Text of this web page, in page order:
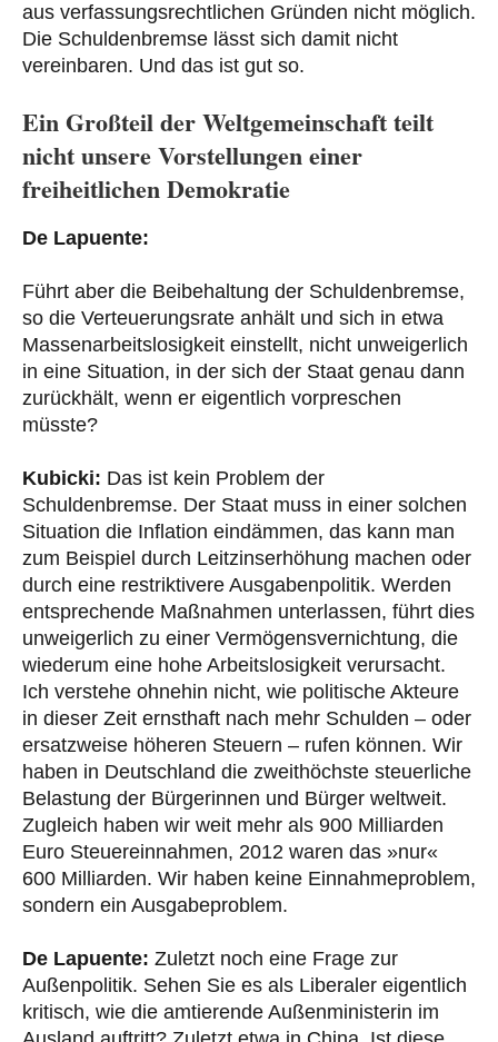
aus verfassungsrechtlichen Gründen nicht möglich.
Die Schuldenbremse lässt sich damit nicht
vereinbaren. Und das ist gut so.
Ein Großteil der Weltgemeinschaft teilt
nicht unsere Vorstellungen einer
freiheitlichen Demokratie
De Lapuente:
Führt aber die Beibehaltung der Schuldenbremse,
so die Verteuerungsrate anhält und sich in etwa
Massenarbeitslosigkeit einstellt, nicht unweigerlich
in eine Situation, in der sich der Staat genau dann
zurückhält, wenn er eigentlich vorpreschen
müsste?
Kubicki: Das ist kein Problem der
Schuldenbremse. Der Staat muss in einer solchen
Situation die Inflation eindämmen, das kann man
zum Beispiel durch Leitzinserhöhung machen oder
durch eine restriktivere Ausgabenpolitik. Werden
entsprechende Maßnahmen unterlassen, führt dies
unweigerlich zu einer Vermögensvernichtung, die
wiederum eine hohe Arbeitslosigkeit verursacht.
Ich verstehe ohnehin nicht, wie politische Akteure
in dieser Zeit ernsthaft nach mehr Schulden – oder
ersatzweise höheren Steuern – rufen können. Wir
haben in Deutschland die zweithöchste steuerliche
Belastung der Bürgerinnen und Bürger weltweit.
Zugleich haben wir weit mehr als 900 Milliarden
Euro Steuereinnahmen, 2012 waren das »nur«
600 Milliarden. Wir haben keine Einnahmeproblem,
sondern ein Ausgabeproblem.
De Lapuente: Zuletzt noch eine Frage zur
Außenpolitik. Sehen Sie es als Liberaler eigentlich
kritisch, wie die amtierende Außenministerin im